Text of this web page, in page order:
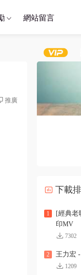
網站留言
推廣
下載
1
[經典老
印MV
7302
2 王力宏 -
1209